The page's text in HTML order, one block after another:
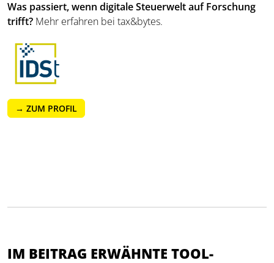
Was passiert, wenn digitale Steuerwelt auf Forschung
trifft? Mehr erfahren bei tax&bytes.
→ ZUM PROFIL
IM BEITRAG ERWÄHNTE TOOL-